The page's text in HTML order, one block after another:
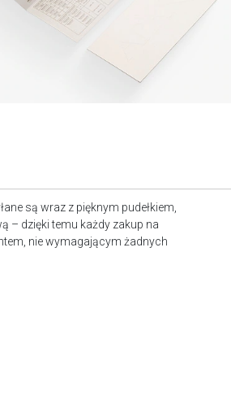
są wraz z pięknym pudełkiem,
– dzięki temu każdy zakup na
nie wymagającym żadnych